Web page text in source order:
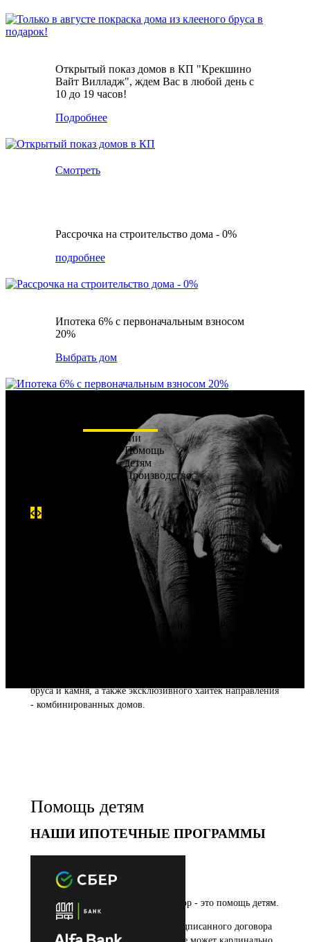
Открытый показ домов в КП "Крекшино
Вайт Вилладж", ждем Вас в любой день с
10 до 19 часов!
Подробнее
Смотреть
Расcрочка на строительство дома - 0%
подробнее
Ипотека 6% с первоначальным взносом
20%
Выбрать дом
О компании
Помощь
детям
Производство
АПС ДСК — это выбор тысяч семей по всей России как
бруса и камня, а также эксклюзивного хайтек направления
- комбинированных домов.
Помощь детям
Каждый подписанный с нами договор - это помощь детям.
К сожалению, перевод с каждого подписанного договора
НАШИ ИПОТЕЧНЫЕ ПРОГРАММЫ